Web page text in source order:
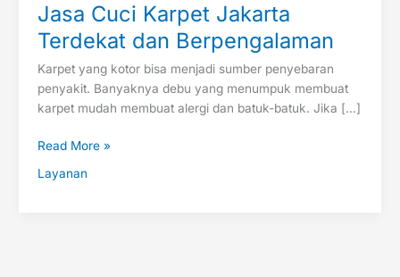
Jasa Cuci Karpet Jakarta
Terdekat dan Berpengalaman
Karpet yang kotor bisa menjadi sumber penyebaran
penyakit. Banyaknya debu yang menumpuk membuat
karpet mudah membuat alergi dan batuk-batuk. Jika […]
Read More »
Layanan